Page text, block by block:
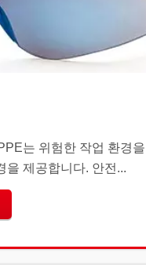
는 위험한 작업 환경
을 제공합니다. 안전...